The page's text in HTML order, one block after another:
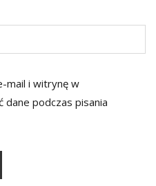
mail i witrynę w
dane podczas pisania